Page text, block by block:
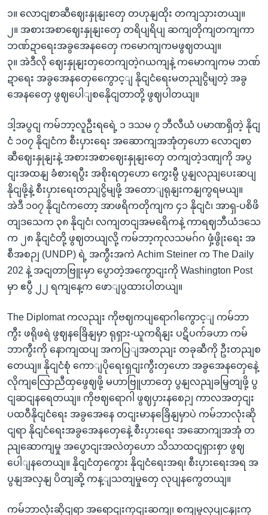
၁။ လောငျစာဆီဈေးနှုနျးတှေ တဟုနျထိုး တကျသှားတယျ။
၂။ အစားအစာဈေးနှုနျးတှေ တရိပျရိပျ ဆကျတိုကျတကျကာ
ဘဏ်ဍာရေးအခွအေနတှေေ ကမောကျကမဖွဈတယျ။
၃။ အဲဒီလို ဈေးနှုနျးတှတေကျတဲ့ဂယကျနဲ့ ကမောကျကမ ဘဏ်
ဍာရေး အခွအေနတှေကွေောင့ျ နိုငျငံရေးမတညျငွိမျတဲ့ အခွ
အေနတှေေ ဖွဈပေါျစနေိုငျတာတို့ ဖွဈပါတယျ။
ဒါ့အပွငျ ကမ်ဘာ့လူဦးရရေဲ့ ၁ ဒသမ ၇ ဘီလီယံ ပမာဏရှိတဲ့ နိုငျ
ငံ ၁၀၇ နိုငျငံက စီးပှားရေး အဆောကျအအုံတှဟော လောငျစာ
ဆီဈေးနှုနျးနဲ့ အစားအစာဈေးနှုနျးတှေ တကျတဲ့ဒဏျကို အပွ
ငျးအထနျ ခံစားရပွီး အစိုးရတှဟော ကွှေးမွီ ပွနျလညျပေးဆပျ
နိုငျဖို့နဲ့ စီးပှားရေးတညျငွိမျဖို့ အတောျရုနျးကနျကွရမယျ။
အဲဒီ ၁၀၇ နိုငျငံကတော့ အာဖရိကတိုကျက ၄၁ နိုငျငံ၊ အာရှ-ပစိဖိ
တျဒသေက ၃၈ နိုငျငံ၊ လကျတငျအမရေိကနဲ့ ကာရဈဘီယံဒသေ
က ၂၈ နိုငျငံတို့ ဖွဈတယျလို့ ကမ်ဘာ့ကုလသမဂ်ဂ ဖှံ့ဖွိုးရေး အ
စီအစဉျ (UNDP) ရဲ့ အကွီးအကဲ Achim Steiner က The Daily
202 နဲ့ အငျတာဗြူးမှာ ပွောတဲ့အကွောငျးကို Washington Post
မှာ ဧပွီ ၂၂ ရကျနေ့က ဖောျပွထားပါတယျ။
The Diplomat ကလညျး ကိုဗဈကပျရောဂါကွောင့ျ ကမ်ဘာ
ကွီး ဖရိုဖရဲ ဖွဈနခြေိနျမှာ ရုရှား-ယူကရိနျး ပဋိပက်ခဟာ ကမ်
ဘာကွီးကို နောကျထပျ အကပြျအတညျး တခုဆီကို ဦးတညျစ
တေယျ။ နိုငျငံစုံ ကောျပိုရေးရှငျးကွီးတှဟော အခွအေနတှေနေဲ့
လိုကျလြောညီထှဖွေဈဖို့ မဟာဗြူဟာတှေ ပွနျလညျခမြှတျဖို့ ပွ
ငျဆငျနရေတယျ။ ကိုဗဈရောဂါ ဖွဈပှားနစေဉျ ကာလအတှငျး
ပထဝီနိုငျငံရေး အခွအေနေ တငျးမာနခြေိနျမှာပဲ ကမ်ဘာလုံးဆို
ငျရာ နိုငျငံရေးအခွအေနတှေနေဲ့ စီးပှားရေး အဆောကျအအုံ တ
ညျဆောကျမှု အပွောငျးအလဲတှဟော သိသာထငျရှားစှာ ဖွဈ
ပေါျနတေယျ။ နိုငျငံတှကွေား နိုငျငံရေးအရ၊ စီးပှားရေးအရ အ
ပွနျအလှနျ ပိတျဆို့ ကန့ျသတျမှုတှေ လုပျနကွေတယျ။
ကမ်ဘာလုံးဆိုငျရာ အရောငျးကှငျးဆကျ၊ စကျမှုလုပျငနျးကှ